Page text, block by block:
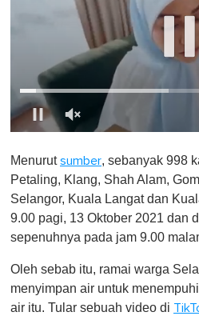
f
1
i
n
t
,
Menurutsumber, sebanyak 998
Petaling, Klang, Shah Alam,
Selangor, Kuala Langat dan
9.00 pagi, 13 Oktober 2021 dan
sepenuhnya pada jam 9.00
Oleh sebab itu, ramai warga
menyimpan air untuk
air itu. Tular sebuah video di